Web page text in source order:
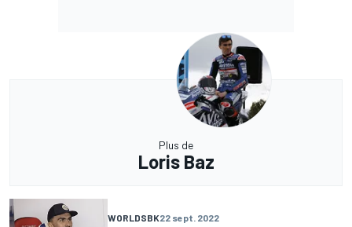
Plus de
Loris Baz
WORLDSBK22 sept. 2022